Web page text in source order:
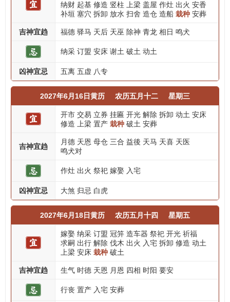
纳财 起基 修造 竖柱 上梁 盖屋 作灶 出火 安香
补垣 塞穴 拆卸 放水 扫舍 造仓 造船 栽种 安葬
吉神宜趋 福德 驿马 天后 天巫 除神 青龙 相日 鸣犬
纳采 订盟 安床 谢土 破土 动土
凶神宜忌 五离 五虚 八专
2027年6月16日黄历 农历五月十二 星期三
开市 交易 立券 挂匾 开光 解除 拆卸 动土 安床
修造
上梁 置产 栽种 破土 安葬
吉神宜趋
月德 天恩 母仓 三合 益後 天马 天喜 天医
鸣犬对
作灶 出火 祭祀 嫁娶 入宅
凶神宜忌 大煞 归忌 白虎
2027年6月18日黄历 农历五月十四 星期五
嫁娶 纳采 订盟 冠笄 造车器 祭祀 开光 祈福
求嗣 出行 解除 伐木 出火 入宅 拆卸 修造 动土
上梁 安床 栽种 破土
吉神宜趋 生气 时德 天恩 月恩 四相 时阳 要安
行丧 置产 入宅 安葬